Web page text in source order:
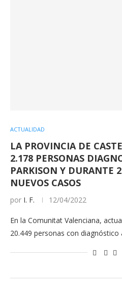
ACTUALIDAD
LA PROVINCIA DE
2.178 PERSONAS
PARKISON Y DURANTE
NUEVOS CASOS
por I. F. 12/04/2022
En la Comunitat Valenciana,
20.449 personas con